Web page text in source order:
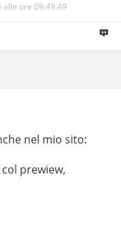
alle ore 09.49.49
nel mio sito:
prewiew,